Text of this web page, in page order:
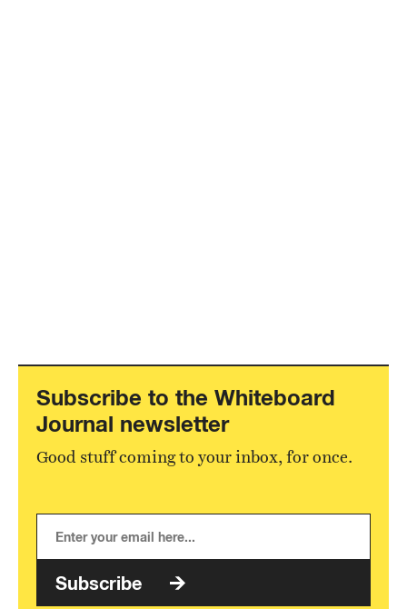
Subscribe to the Whiteboard
Journal newsletter
Good stuff coming to your inbox, for once.
Subscribe